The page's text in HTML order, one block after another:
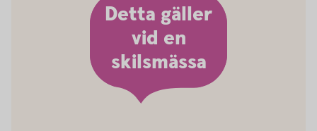
Detta gäller
vid en
skilsmässa